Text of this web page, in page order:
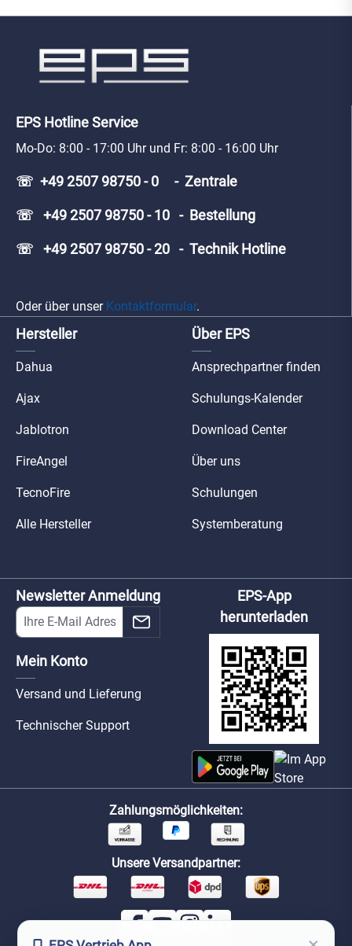
EPS Hotline Service
Mo-Do: 8:00 - 17:00 Uhr und Fr: 8:00 - 16:00 Uhr
☏ +49 2507 98750 - 0 - Zentrale
☏ +49 2507 98750 - 10 - Bestellung
☏ +49 2507 98750 - 20 - Technik Hotline
Oder über unser Kontaktformular.
Hersteller
Dahua
Ajax
Jablotron
FireAngel
TecnoFire
Alle Hersteller
Über EPS
Ansprechpartner finden
Schulungs-Kalender
Download Center
Über uns
Schulungen
Systemberatung
Newsletter Anmeldung
Mein Konto
Versand und Lieferung
Technischer Support
EPS-App
herunterladen
Zahlungsmöglichkeiten:
Unsere Versandpartner: